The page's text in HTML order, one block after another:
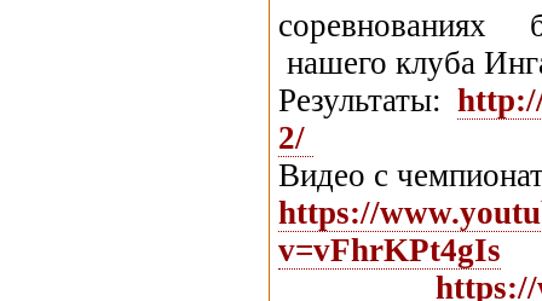
соревнованиях
нашего клуба
Результаты:
2/
Видео с
https://
v=vFhrKPt4gIs
https://